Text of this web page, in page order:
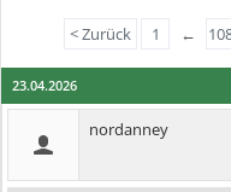
< Zurück 1 ←
23.04.2026
nordanney